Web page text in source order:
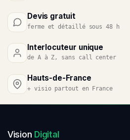
Devis gratuit
ferme et détaillé sous 48 h
Interlocuteur unique
de A à Z, sans call center
Hauts-de-France
+ visio partout en France
Vision Digital